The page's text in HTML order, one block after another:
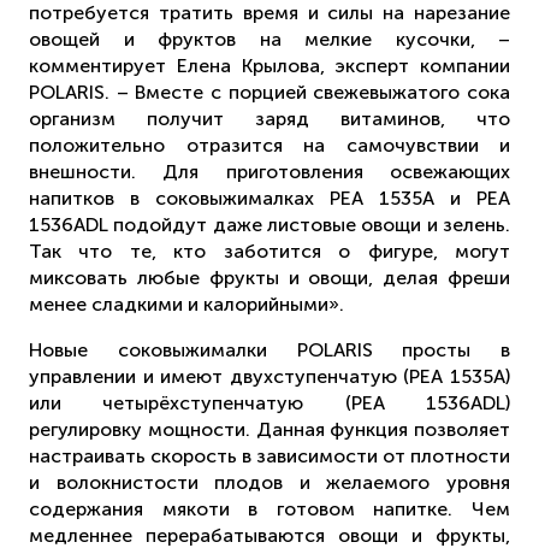
потребуется тратить время и силы на нарезание
овощей и фруктов на мелкие кусочки, –
комментирует Елена Крылова, эксперт компании
POLARIS. – Вместе с порцией свежевыжатого сока
организм получит заряд витаминов, что
положительно отразится на самочувствии и
внешности. Для приготовления освежающих
напитков в соковыжималках РЕА 1535А и РЕА
1536ADL подойдут даже листовые овощи и зелень.
Так что те, кто заботится о фигуре, могут
миксовать любые фрукты и овощи, делая фреши
менее сладкими и калорийными».
Новые соковыжималки POLARIS просты в
управлении и имеют двухступенчатую (РЕА 1535А)
или четырёхступенчатую (РЕА 1536ADL)
регулировку мощности. Данная функция позволяет
настраивать скорость в зависимости от плотности
и волокнистости плодов и желаемого уровня
содержания мякоти в готовом напитке. Чем
медленнее перерабатываются овощи и фрукты,